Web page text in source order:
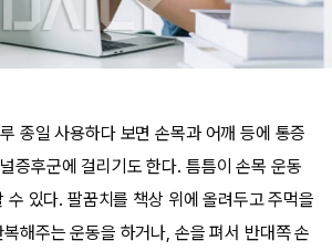
종일 사용하다 보면 손목과 어깨 등에 통증
증후군에 걸리기도 한다. 틈틈이 손목 운동
수 있다. 팔꿈치를 책상 위에 올려두고 주먹을
해주는 운동을 하거나, 손을 펴서 반대쪽 손